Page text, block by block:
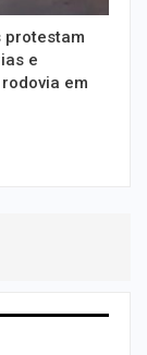
protestam
e
em